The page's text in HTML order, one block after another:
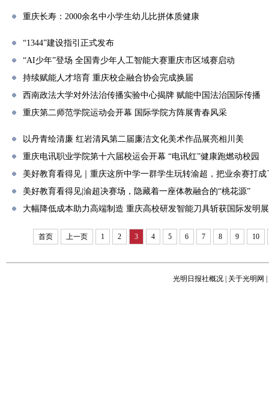
重庆长寿：2000余名中小学生幼儿比拼体质健康
“1344”建设指引正式发布
“AI少年”登场 全国青少年人工智能大赛重庆市区域赛启动
持续赋能人才培育 重庆校企融合协会完成换届
西南政法大学对外法治传播实验中心揭牌 赋能中国法治国际传播
重庆第二师范学院运动会开幕 国际学院方阵展青春风采
以丹青绘清廉 红岩清风第二届廉洁文化美术作品展亮相川美
重庆电讯职业学院第十六届校运会开幕 “电讯红”健康跑燃动校园
美好教育看得见｜重庆这所中学一群学生玩转渝超，把业余赛打成
美好教育看得见|渝超决赛场，隐藏着一座体教融合的“桃花源”
大幅降低成本助力高端制造 重庆高校研发智能刀具斩获国际发明
首页 上一页 1 2 3 4 5 6 7 8 9 10
光明日报社概况 关于光明网